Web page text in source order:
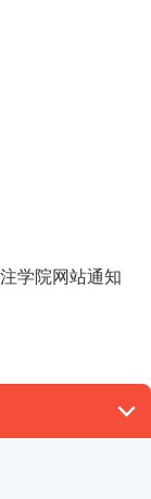
学院网站通知
成绩比重为50%。
。